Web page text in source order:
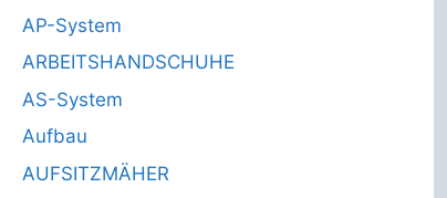
AP-System
ARBEITSHANDSCHUHE
AS-System
Aufbau
AUFSITZMÄHER